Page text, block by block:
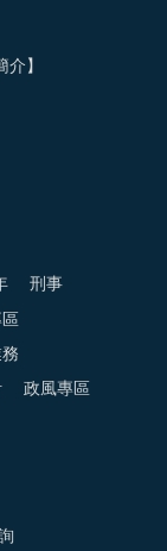
介】
刑事
政風專區